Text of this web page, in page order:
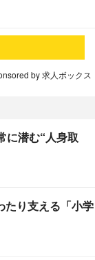
by 求人ボックス
に潜む“人身取
たり支える「小学